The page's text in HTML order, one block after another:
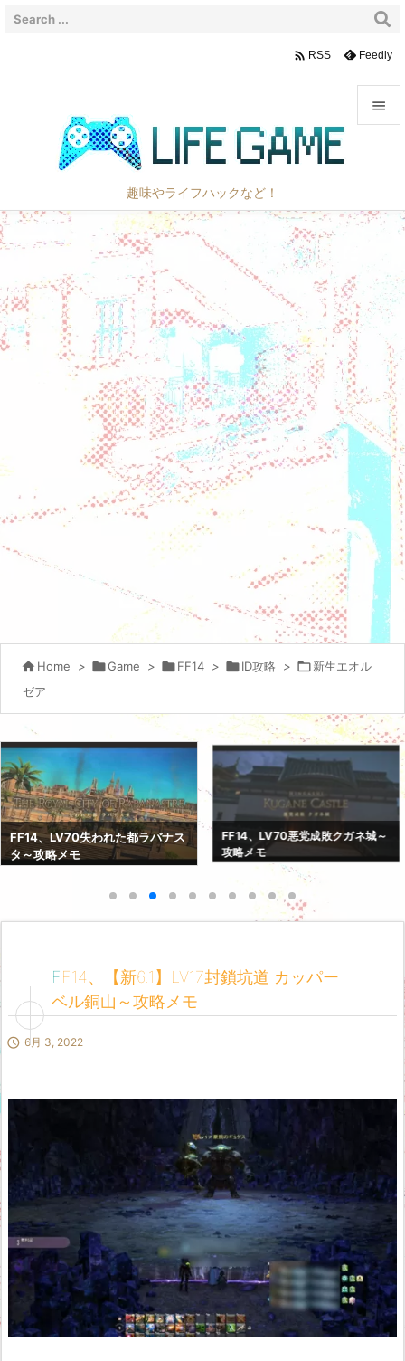
趣味やライフハックなど！

サイド

次へ

検索
 RSS Feedly
 Home > Game > FF14 > ID攻略 > 新生エオル
ゼア
FF14、LV70悪党成敗クガネ城～
攻略メモ
FF14、LV70紅蓮決戦アラミゴ～
攻略メモ
FF14、【新6.1】LV17封鎖坑道 カッパー
ベル銅山～攻略メモ
 6月 3, 2022